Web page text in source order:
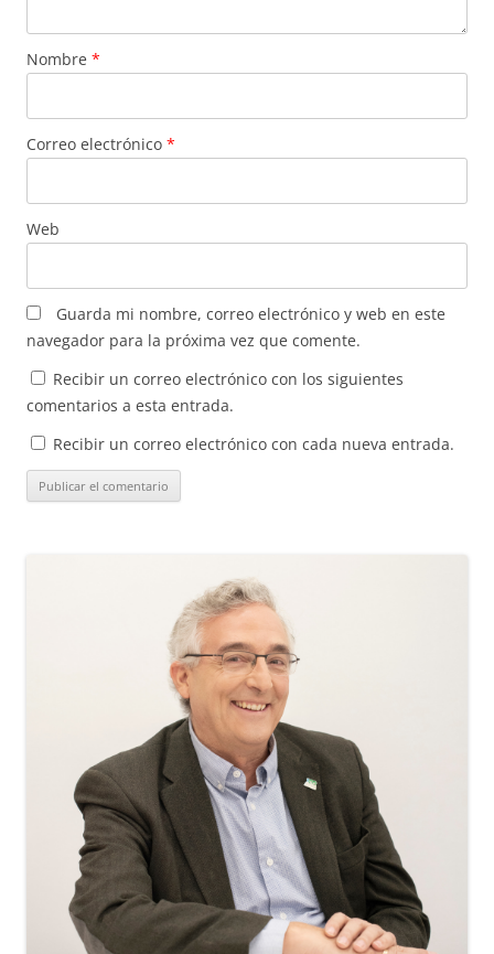
Nombre *
Correo electrónico *
Web
Guarda mi nombre, correo electrónico y web en este
navegador para la próxima vez que comente.
Recibir un correo electrónico con los siguientes
comentarios a esta entrada.
Recibir un correo electrónico con cada nueva entrada.